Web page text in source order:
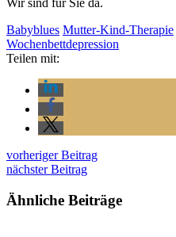
Babyblues Mutter-Kind-Therapie
Wochenbettdepression
Teilen mit:
vorheriger Beitrag
nächster Beitrag
Ähnliche Beiträge